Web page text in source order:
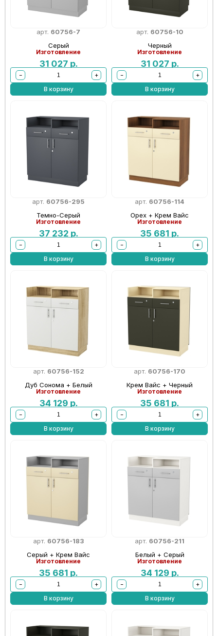
арт. 60756-7
Серый
Изготовление
31 027 р.
−
+
В корзину
арт. 60756-10
Черный
Изготовление
31 027 р.
−
+
В корзину
арт. 60756-295
Темно-Серый
Изготовление
37 232 р.
−
+
В корзину
арт. 60756-114
Орех + Крем Вайс
Изготовление
35 681 р.
−
+
В корзину
арт. 60756-152
Дуб Сонома + Белый
Изготовление
34 129 р.
−
+
В корзину
арт. 60756-170
Крем Вайс + Черный
Изготовление
35 681 р.
−
+
В корзину
арт. 60756-183
Серый + Крем Вайс
Изготовление
35 681 р.
−
+
В корзину
арт. 60756-211
Белый + Серый
Изготовление
34 129 р.
−
+
В корзину